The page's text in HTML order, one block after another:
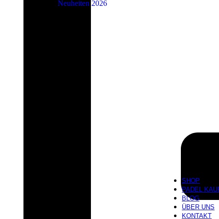
Neuheiten 2026
SHOP
PADEL
BLOG
ÜBER UNS
KONTAKT